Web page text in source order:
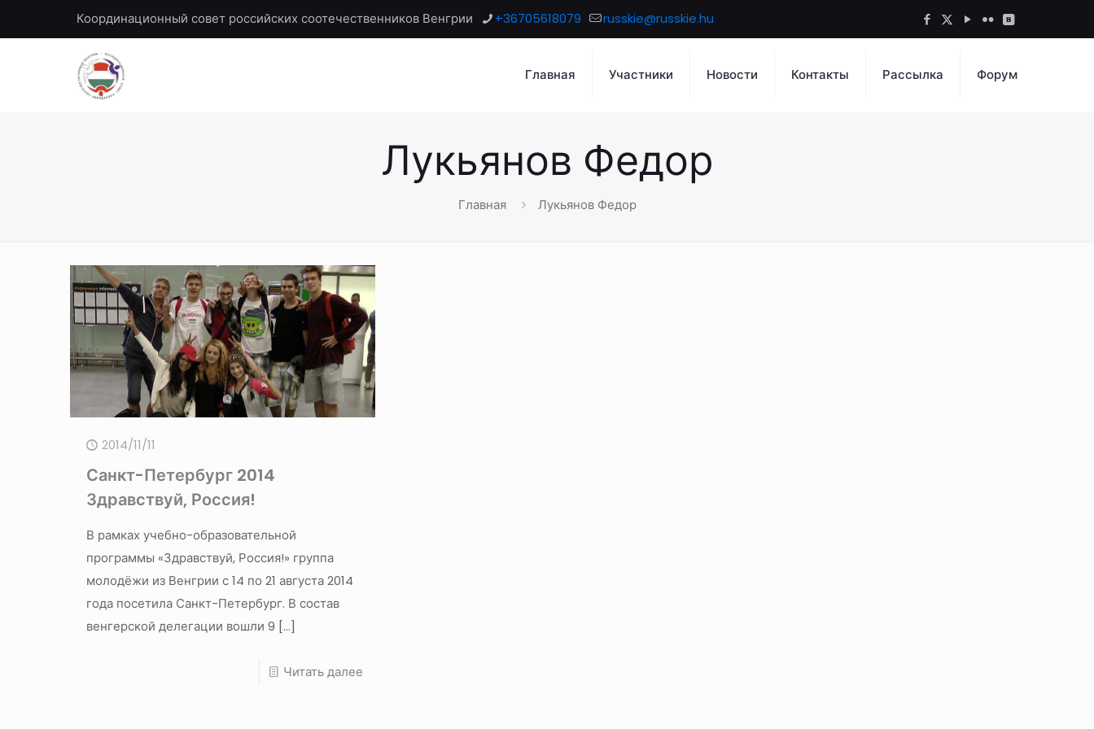
Координационный совет российских соотечественников Венгрии +36705618079 russkie@russkie.hu
Главная Участники Новости Контакты Рассылка Форум
Лукьянов Федор
Главная Лукьянов Федор
2014/11/11
Санкт-Петербург 2014
Здравствуй, Россия!
В рамках учебно-образовательной
программы «Здравствуй, Россия!» группа
молодёжи из Венгрии с 14 по 21 августа 2014
года посетила Санкт-Петербург. В состав
венгерской делегации вошли 9 […]
Читать далее